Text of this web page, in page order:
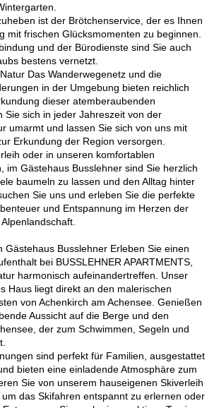
ist der Brötchenservice, der es Ihnen
mit frischen Glücksmomenten zu beginnen.
und der Bürodienste sind Sie auch
bestens vernetzt.
Das Wanderwegenetz und die
in der Umgebung bieten reichlich
dieser atemberaubenden
Sie sich in jeder Jahreszeit von der
umarmt und lassen Sie sich von uns mit
Erkundung der Region versorgen.
oder in unseren komfortablen
im Gästehaus Busslehner sind Sie herzlich
baumeln zu lassen und den Alltag hinter
Sie uns und erleben Sie die perfekte
und Entspannung im Herzen der
Gästehaus Busslehner Erleben Sie einen
bei BUSSLEHNER APARTMENTS,
harmonisch aufeinandertreffen. Unser
Haus liegt direkt an den malerischen
von Achenkirch am Achensee. Genießen
Aussicht auf die Berge und den
der zum Schwimmen, Segeln und
sind perfekt für Familien, ausgestattet
bieten eine einladende Atmosphäre zum
Sie von unserem hauseigenen Skiverleih
das Skifahren entspannt zu erlernen oder